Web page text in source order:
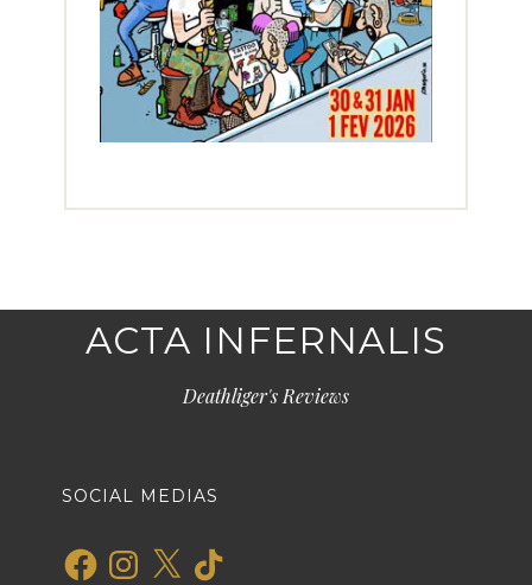
ACTA INFERNALIS
Deathliger's Reviews
SOCIAL MEDIAS
FacebookInstagram
X TikTok